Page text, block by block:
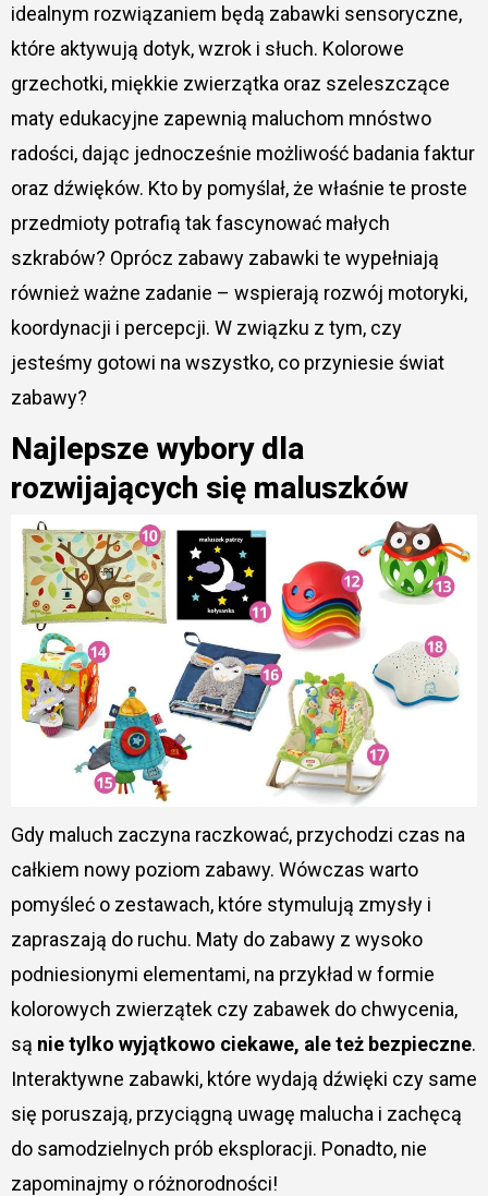
idealnym rozwiązaniem będą zabawki sensoryczne,
które aktywują dotyk, wzrok i słuch. Kolorowe
grzechotki, miękkie zwierzątka oraz szeleszczące
maty edukacyjne zapewnią maluchom mnóstwo
radości, dając jednocześnie możliwość badania faktur
oraz dźwięków. Kto by pomyślał, że właśnie te proste
przedmioty potrafią tak fascynować małych
szkrabów? Oprócz zabawy zabawki te wypełniają
również ważne zadanie – wspierają rozwój motoryki,
koordynacji i percepcji. W związku z tym, czy
jesteśmy gotowi na wszystko, co przyniesie świat
zabawy?
Najlepsze wybory dla
rozwijających się maluszków
Gdy maluch zaczyna raczkować, przychodzi czas na
całkiem nowy poziom zabawy. Wówczas warto
pomyśleć o zestawach, które stymulują zmysły i
zapraszają do ruchu. Maty do zabawy z wysoko
podniesionymi elementami, na przykład w formie
kolorowych zwierzątek czy zabawek do chwycenia,
są nie tylko wyjątkowo ciekawe, ale też bezpieczne.
Interaktywne zabawki, które wydają dźwięki czy same
się poruszają, przyciągną uwagę malucha i zachęcą
do samodzielnych prób eksploracji. Ponadto, nie
zapominajmy o różnorodności!